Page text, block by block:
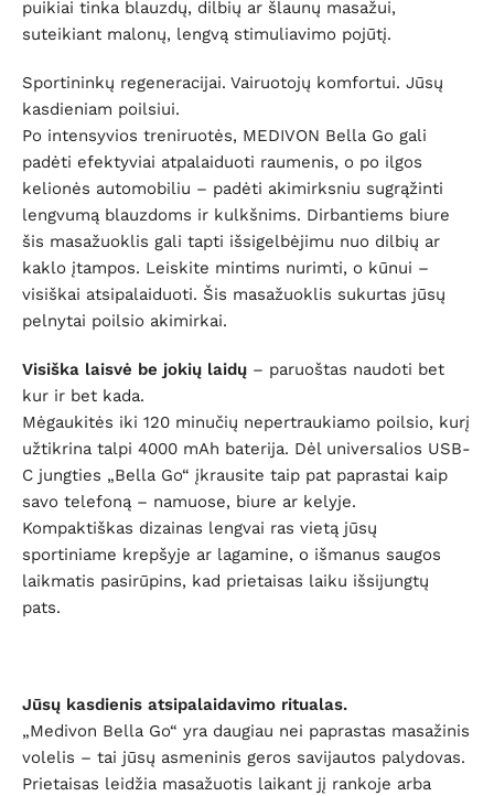
puikiai tinka blauzdų, dilbių ar šlaunų masažui,
suteikiant malonų, lengvą stimuliavimo pojūtį.
Sportininkų regeneracijai. Vairuotojų komfortui. Jūsų
kasdieniam poilsiui.
Po intensyvios treniruotės, MEDIVON Bella Go gali
padėti efektyviai atpalaiduoti raumenis, o po ilgos
kelionės automobiliu – padėti akimirksniu sugrąžinti
lengvumą blauzdoms ir kulkšnims. Dirbantiems biure
šis masažuoklis gali tapti išsigelbėjimu nuo dilbių ar
kaklo įtampos. Leiskite mintims nurimti, o kūnui –
visiškai atsipalaiduoti. Šis masažuoklis sukurtas jūsų
pelnytai poilsio akimirkai.
Visiška laisvė be jokių laidų – paruoštas naudoti bet
kur ir bet kada.
Mėgaukitės iki 120 minučių nepertraukiamo poilsio, kurį
užtikrina talpi 4000 mAh baterija. Dėl universalios USB-
C jungties „Bella Go“ įkrausite taip pat paprastai kaip
savo telefoną – namuose, biure ar kelyje.
Kompaktiškas dizainas lengvai ras vietą jūsų
sportiniame krepšyje ar lagamine, o išmanus saugos
laikmatis pasirūpins, kad prietaisas laiku išsijungtų
pats.
Jūsų kasdienis atsipalaidavimo ritualas.
„Medivon Bella Go“ yra daugiau nei paprastas masažinis
volelis – tai jūsų asmeninis geros savijautos palydovas.
Prietaisas leidžia masažuotis laikant jį rankoje arba